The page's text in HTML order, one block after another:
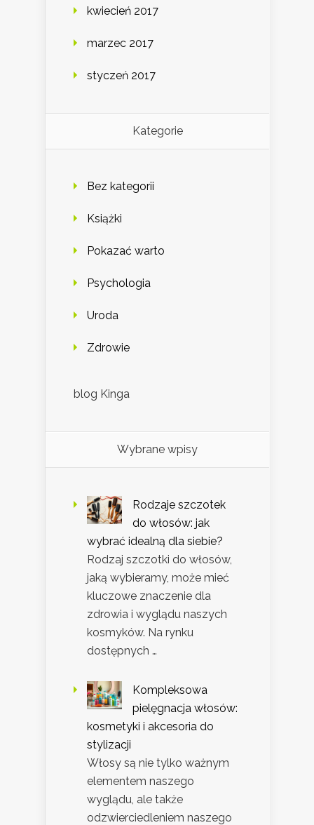
kwiecień 2017
marzec 2017
styczeń 2017
Kategorie
Bez kategorii
Książki
Pokazać warto
Psychologia
Uroda
Zdrowie
blog Kinga
Wybrane wpisy
Rodzaje szczotek
do włosów: jak
wybrać idealną dla siebie?
Rodzaj szczotki do włosów,
jaką wybieramy, może mieć
kluczowe znaczenie dla
zdrowia i wyglądu naszych
kosmyków. Na rynku
dostępnych …
Kompleksowa
pielęgnacja włosów:
kosmetyki i akcesoria do
stylizacji
Włosy są nie tylko ważnym
elementem naszego
wyglądu, ale także
odzwierciedleniem naszego